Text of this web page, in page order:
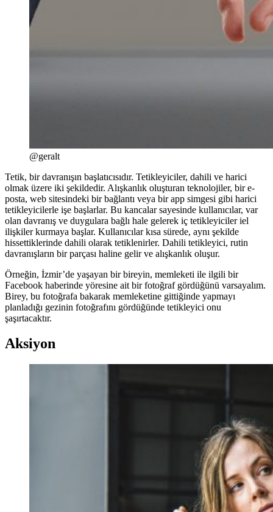
@geralt
Tetik, bir davranışın başlatıcısıdır. Tetikleyiciler, dahili ve harici
olmak üzere iki şekildedir. Alışkanlık oluşturan teknolojiler, bir e-
posta, web sitesindeki bir bağlantı veya bir app simgesi gibi harici
tetikleyicilerle işe başlarlar. Bu kancalar sayesinde kullanıcılar, var
olan davranış ve duygulara bağlı hale gelerek iç tetikleyiciler iel
ilişkiler kurmaya başlar. Kullanıcılar kısa sürede, aynı şekilde
hissettiklerinde dahili olarak tetiklenirler. Dahili tetikleyici, rutin
davranışların bir parçası haline gelir ve alışkanlık oluşur.
Örneğin, İzmir’de yaşayan bir bireyin, memleketi ile ilgili bir
Facebook haberinde yöresine ait bir fotoğraf gördüğünü varsayalım.
Birey, bu fotoğrafa bakarak memleketine gittiğinde yapmayı
planladığı gezinin fotoğrafını gördüğünde tetikleyici onu
şaşırtacaktır.
Aksiyon